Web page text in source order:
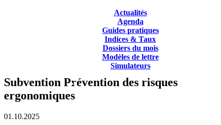
Actualités
Agenda
Guides pratiques
Indices & Taux
Dossiers du mois
Modèles de lettre
Simulateurs
01.84.25.14.25
Subvention Prévention des risques
ergonomiques
01.10.2025